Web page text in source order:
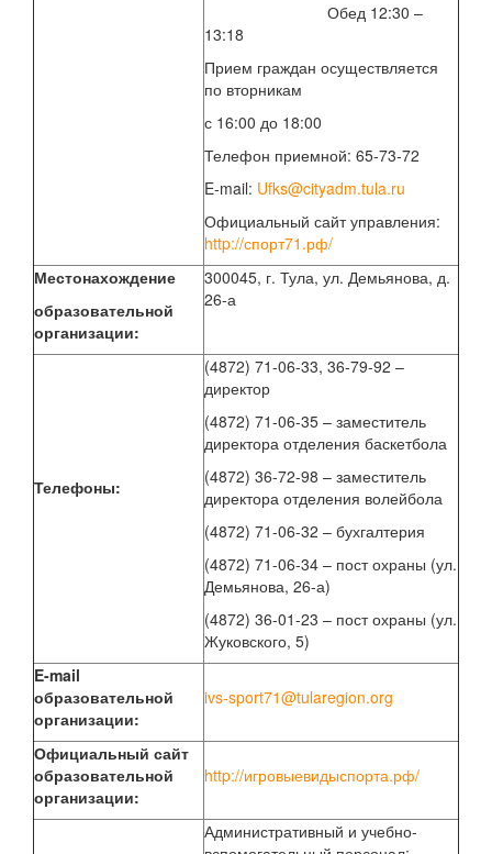
Обед 12:30 –
13:18
Прием граждан осуществляется
по вторникам
с 16:00 до 18:00
Телефон приемной: 65-73-72
E-mail: Ufks@cityadm.tula.ru
Официальный сайт управления:
http://спорт71.рф/
Местонахождение
образовательной
организации:
300045, г. Тула, ул. Демьянова, д.
26-а
Телефоны:
(4872) 71-06-33, 36-79-92 –
директор
(4872) 71-06-35 – заместитель
директора отделения баскетбола
(4872) 36-72-98 – заместитель
директора отделения волейбола
(4872) 71-06-32 – бухгалтерия
(4872) 71-06-34 – пост охраны (ул.
Демьянова, 26-а)
(4872) 36-01-23 – пост охраны (ул.
Жуковского, 5)
E-mail
образовательной
организации:
ivs-sport71@tularegion.org
Официальный сайт
образовательной
организации:
http://игровыевидыспорта.рф/
Административный и учебно-